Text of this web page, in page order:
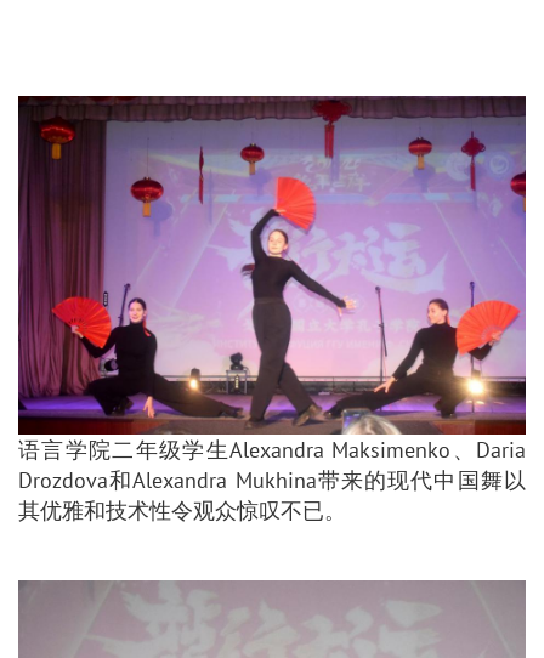
语言学院二年级学生Alexandra Maksimenko、Daria
Drozdova和Alexandra Mukhina带来的现代中国舞以
其优雅和技术性令观众惊叹不已。